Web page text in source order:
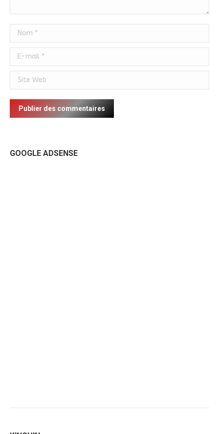
Nom *
E-mail *
Site Web
Publier des commentaires
GOOGLE ADSENSE